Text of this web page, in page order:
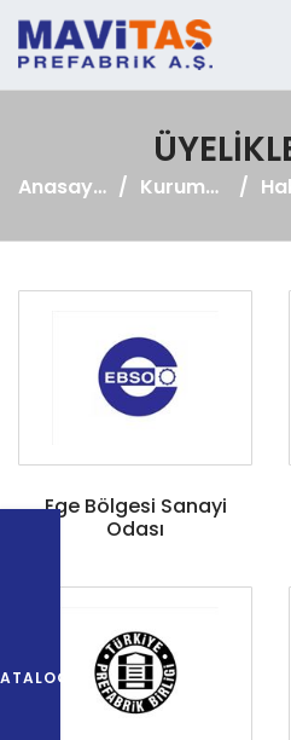
Anasayfa Kurumsal
Ege Bölgesi Sanayi
Odası